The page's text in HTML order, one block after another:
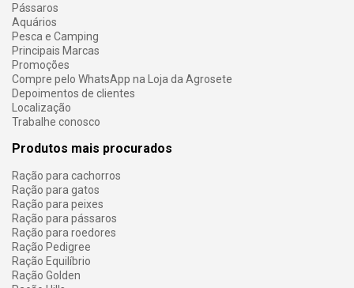
Pássaros
Aquários
Pesca e Camping
Principais Marcas
Promoções
Compre pelo WhatsApp na Loja da Agrosete
Depoimentos de clientes
Localização
Trabalhe conosco
Produtos mais procurados
Ração para cachorros
Ração para gatos
Ração para peixes
Ração para pássaros
Ração para roedores
Ração Pedigree
Ração Equilíbrio
Ração Golden